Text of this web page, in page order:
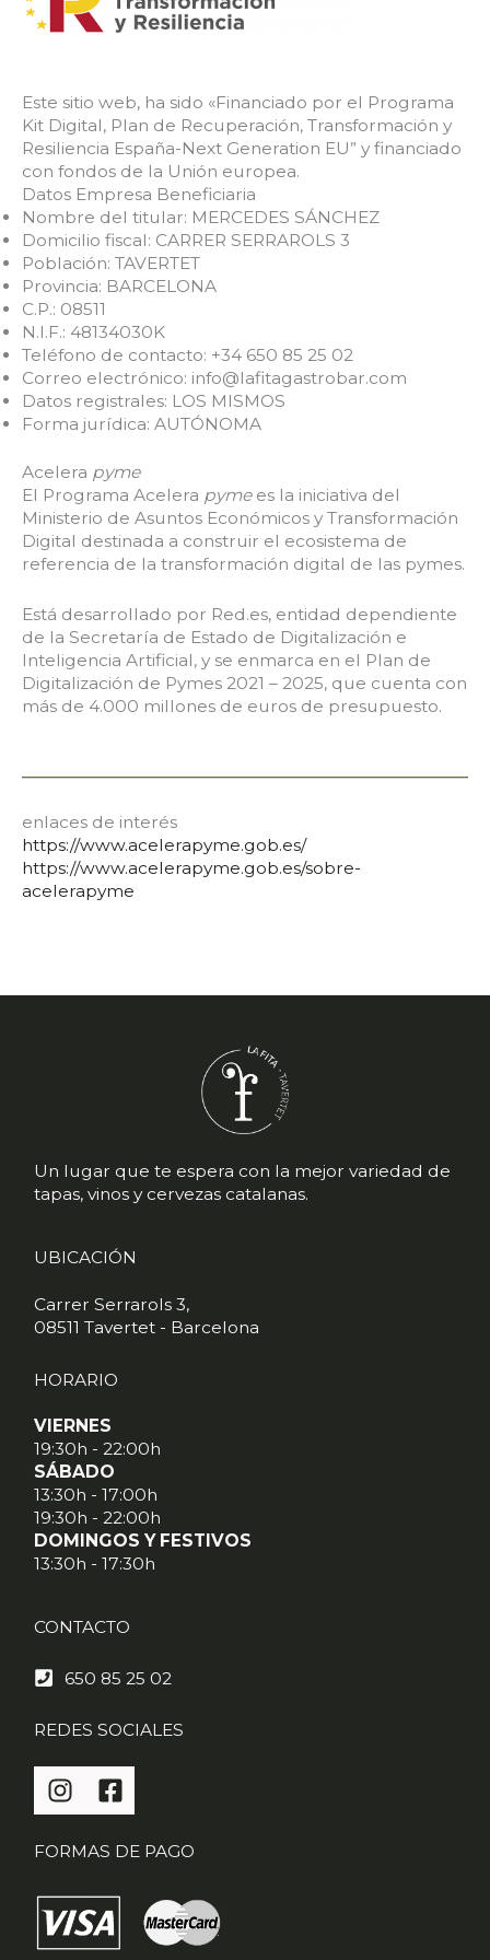
Este sitio web, ha sido «Financiado por el Programa
Kit Digital, Plan de Recuperación, Transformación y
Resiliencia España-Next Generation EU” y financiado
con fondos de la Unión europea.
Datos Empresa Beneficiaria
Nombre del titular: MERCEDES SÁNCHEZ
Domicilio fiscal: CARRER SERRAROLS 3
Población: TAVERTET
Provincia: BARCELONA
C.P.: 08511
N.I.F.: 48134030K
Teléfono de contacto: +34 650 85 25 02
Correo electrónico: info@lafitagastrobar.com
Datos registrales: LOS MISMOS
Forma jurídica: AUTÓNOMA
Acelera pyme
El Programa Acelera pymees la iniciativa del
Ministerio de Asuntos Económicos y Transformación
Digital destinada a construir el ecosistema de
referencia de la transformación digital de las pymes.
Está desarrollado por Red.es, entidad dependiente
de la Secretaría de Estado de Digitalización e
Inteligencia Artificial, y se enmarca en el Plan de
Digitalización de Pymes 2021 – 2025, que cuenta con
más de 4.000 millones de euros de presupuesto.
enlaces de interés
https://www.acelerapyme.gob.es/
https://www.acelerapyme.gob.es/sobre-
acelerapyme
Un lugar que te espera con la mejor variedad de
tapas, vinos y cervezas catalanas.
UBICACIÓN
Carrer Serrarols 3,
08511 Tavertet - Barcelona
HORARIO
VIERNES
19:30h - 22:00h
SÁBADO
13:30h - 17:00h
19:30h - 22:00h
DOMINGOS Y FESTIVOS
13:30h - 17:30h
CONTACTO
650 85 25 02
REDES SOCIALES
FORMAS DE PAGO